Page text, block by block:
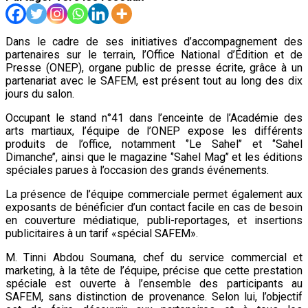
Dans le cadre de ses initiatives d’accompagnement des
partenaires sur le terrain, l’Office National d’Édition et de
Presse (ONEP), organe public de presse écrite, grâce à un
partenariat avec le SAFEM, est présent tout au long des dix
jours du salon.
Occupant le stand n°41 dans l’enceinte de l’Académie des
arts martiaux, l’équipe de l’ONEP expose les différents
produits de l’office, notamment ‘’Le Sahel’’ et ‘’Sahel
Dimanche’’, ainsi que le magazine ‘’Sahel Mag’’ et les éditions
spéciales parues à l’occasion des grands événements.
La présence de l’équipe commerciale permet également aux
exposants de bénéficier d’un contact facile en cas de besoin
en couverture médiatique, publi-reportages, et insertions
publicitaires à un tarif «spécial SAFEM».
M. Tinni Abdou Soumana, chef du service commercial et
marketing, à la tête de l’équipe, précise que cette prestation
spéciale est ouverte à l’ensemble des participants au
SAFEM, sans distinction de provenance. Selon lui, l’objectif